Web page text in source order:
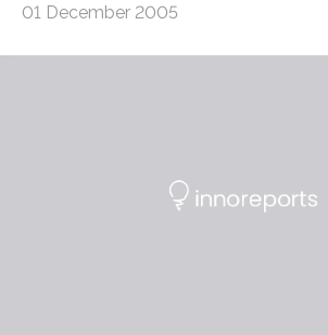
01 December 2005